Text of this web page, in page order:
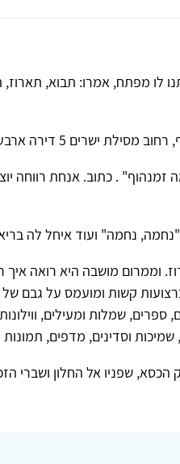
לו מפתח, אמרו: תבוא, תארוז,
5 דירה ארבע קומה ב'.
. כתוב. אנחת רווחה
נחמה" ועוד איחל לה
וממרום מושבה היא רואה
קשות ומועמס על גבם של
ספרים, שמלות ומעילים,
וסדינים, מדפים, תמונות
שפניו אל החלון ושברי